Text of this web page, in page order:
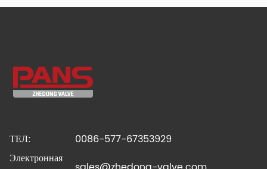
ТЕЛ:
0086-577-67353929
Электронная